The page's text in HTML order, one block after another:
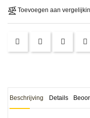
SERVICE
&
DIENSTEN
Toevoegen aan
Beschrijving Details